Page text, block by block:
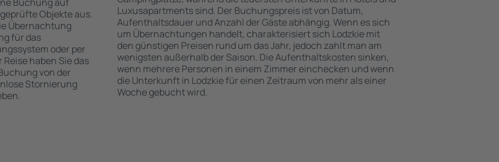
Objekte aus.
Übernachtung
für das
oder per
haben Sie das
von der
Stornierung
Luxusapartments sind. Der Buchungspreis ist von Datum,
Aufenthaltsdauer und Anzahl der Gäste abhängig. Wenn es sich
um Übernachtungen handelt, charakterisiert sich Lodzkie mit
den günstigen Preisen rund um das Jahr, jedoch zahlt man am
wenigsten außerhalb der Saison. Die Aufenthaltskosten sinken,
wenn mehrere Personen in einem Zimmer einchecken und wenn
die Unterkunft in Lodzkie für einen Zeitraum von mehr als einer
Woche gebucht wird.